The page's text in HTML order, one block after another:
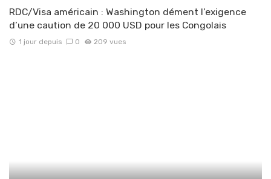
RDC/Visa américain : Washington dément l’exigence
d’une caution de 20 000 USD pour les Congolais
1 jour depuis 0 209 vues